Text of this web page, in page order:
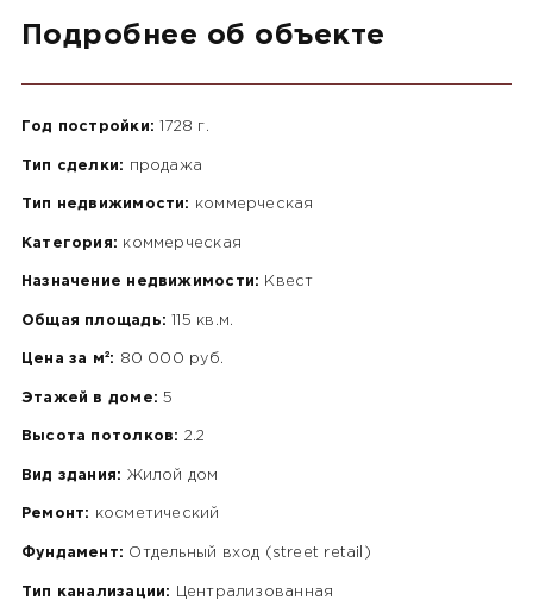
Подробнее об объекте
Год постройки: 1728 г.
Тип сделки: продажа
Тип недвижимости: коммерческая
Категория: коммерческая
Назначение недвижимости: Квест
Общая площадь: 115 кв.м.
Цена за м²: 80 000 руб.
Этажей в доме: 5
Высота потолков: 2.2
Вид здания: Жилой дом
Ремонт: косметический
Фундамент: Отдельный вход (street retail)
Тип канализации: Централизованная